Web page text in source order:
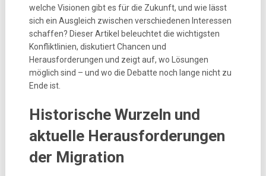
welche Visionen gibt es für die Zukunft, und wie lässt
sich ein Ausgleich zwischen verschiedenen Interessen
schaffen? Dieser Artikel beleuchtet die wichtigsten
Konfliktlinien, diskutiert Chancen und
Herausforderungen und zeigt auf, wo Lösungen
möglich sind – und wo die Debatte noch lange nicht zu
Ende ist.
Historische Wurzeln und
aktuelle Herausforderungen
der Migration